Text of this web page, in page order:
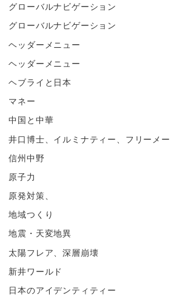
グローバルナビゲーション
グローバルナビゲーション
ヘッダーメニュー
ヘッダーメニュー
ヘブライと日本
マネー
中国と中華
井口博士、イルミナティー、フリーメ
信州中野
原子力
原発対策、
地域つくり
地震・天変地異
太陽フレア、深層崩壊
新井ワールド
日本のアイデンティティー